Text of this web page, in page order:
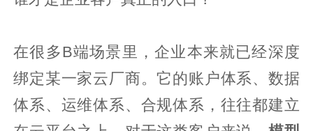
在很多B端场景里，企业本来就已经深度
绑定某一家云厂商。它的账户体系、数据
体系、运维体系、合规体系，往往都建立